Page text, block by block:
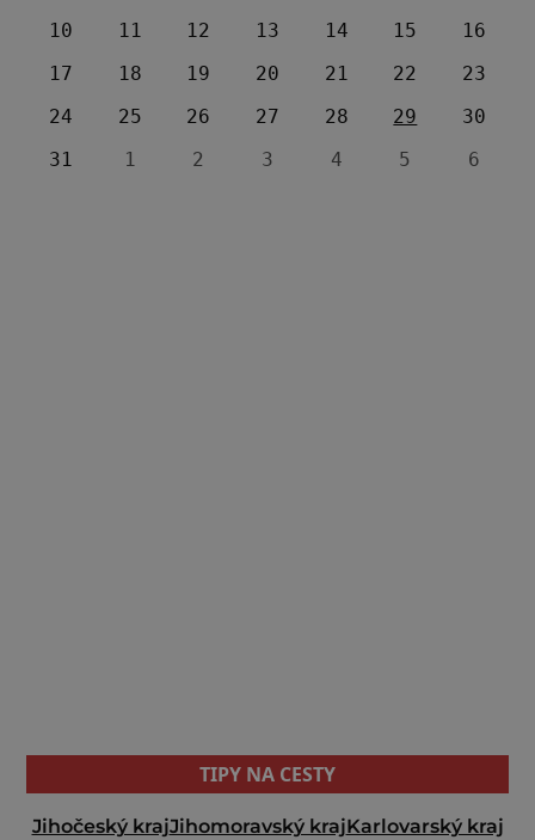
10
11 12 13 14 15
16
17
18 19 20 21 22
23
24
25 26 27 28 29
30
31
1 2 3 4 5 6
TIPY NA CESTY
Jihočeský krajJihomoravský krajKarlovarský kraj